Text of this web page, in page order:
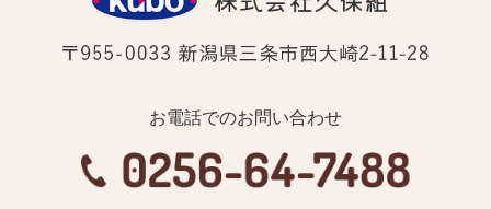
お電話でのお問い合わせ